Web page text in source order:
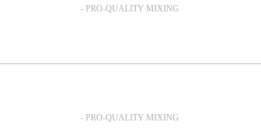
- PRO-QUALITY MIXING
- PRO-QUALITY MIXING